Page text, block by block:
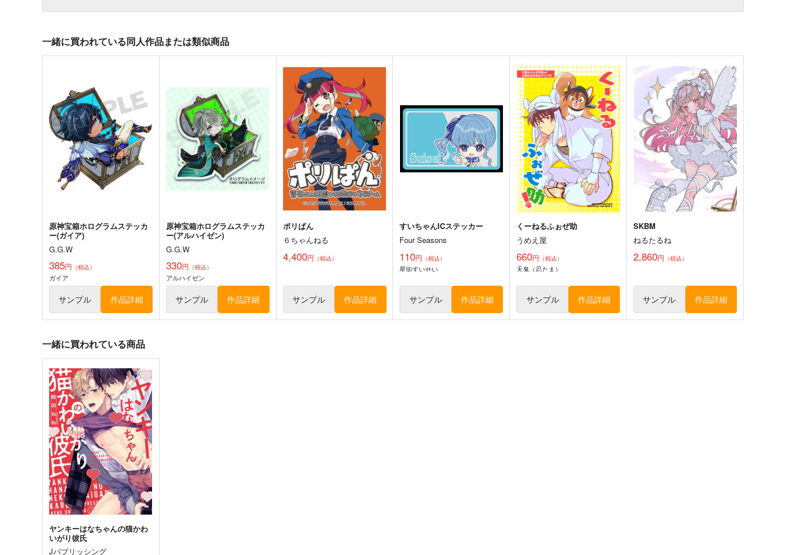
一緒に買われている同人作品または類似商品
原神宝箱ホログラムステッカ
ー(ガイア)
G.G.W
385円 （税込）
ガイア
サンプル 作品詳細
原神宝箱ホログラムステッカ
ー(アルハイゼン)
G.G.W
330円 （税込）
アルハイゼン
サンプル 作品詳細
ポリぱん
６ちゃんねる
4,400円 （税込）
サンプル 作品詳細
すいちゃんICステッカー
Four Seasons
110円 （税込）
星街すいせい
サンプル 作品詳細
くーねるふぉぜ助
うめえ屋
660円 （税込）
天鬼（忍たま）
サンプル 作品詳細
SKBM
ねるたるね
2,860円 （税込）
サンプル 作品詳細
一緒に買われている商品
ヤンキーはなちゃんの猫かわ
いがり彼氏
Jパブリッシング